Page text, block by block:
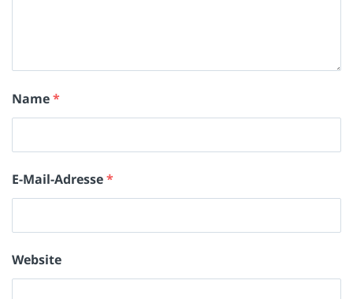
Name*
E-Mail-Adresse*
Website